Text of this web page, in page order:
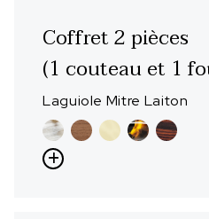
Coffret 2 pièces
(1 couteau et 1
Laguiole Mitre Laiton